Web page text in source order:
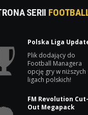
SERII
Polska Liga
Plik dodający do
Football Managera
opcję gry w niższych
ligach polskich!
FM Revolution
Out Megapack